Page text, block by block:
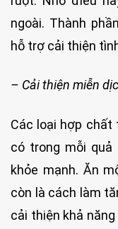
ngoài. Thành
hỗ trợ cải thiện
– Cải thiện miễn
Các loại hợp
có trong mỗi quả
khỏe mạnh. Ăn
còn là cách làm
cải thiện khả